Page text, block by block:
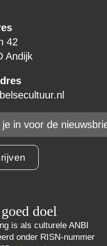
42
Andijk
doel
is als culturele ANBI
onder RISN-nummer